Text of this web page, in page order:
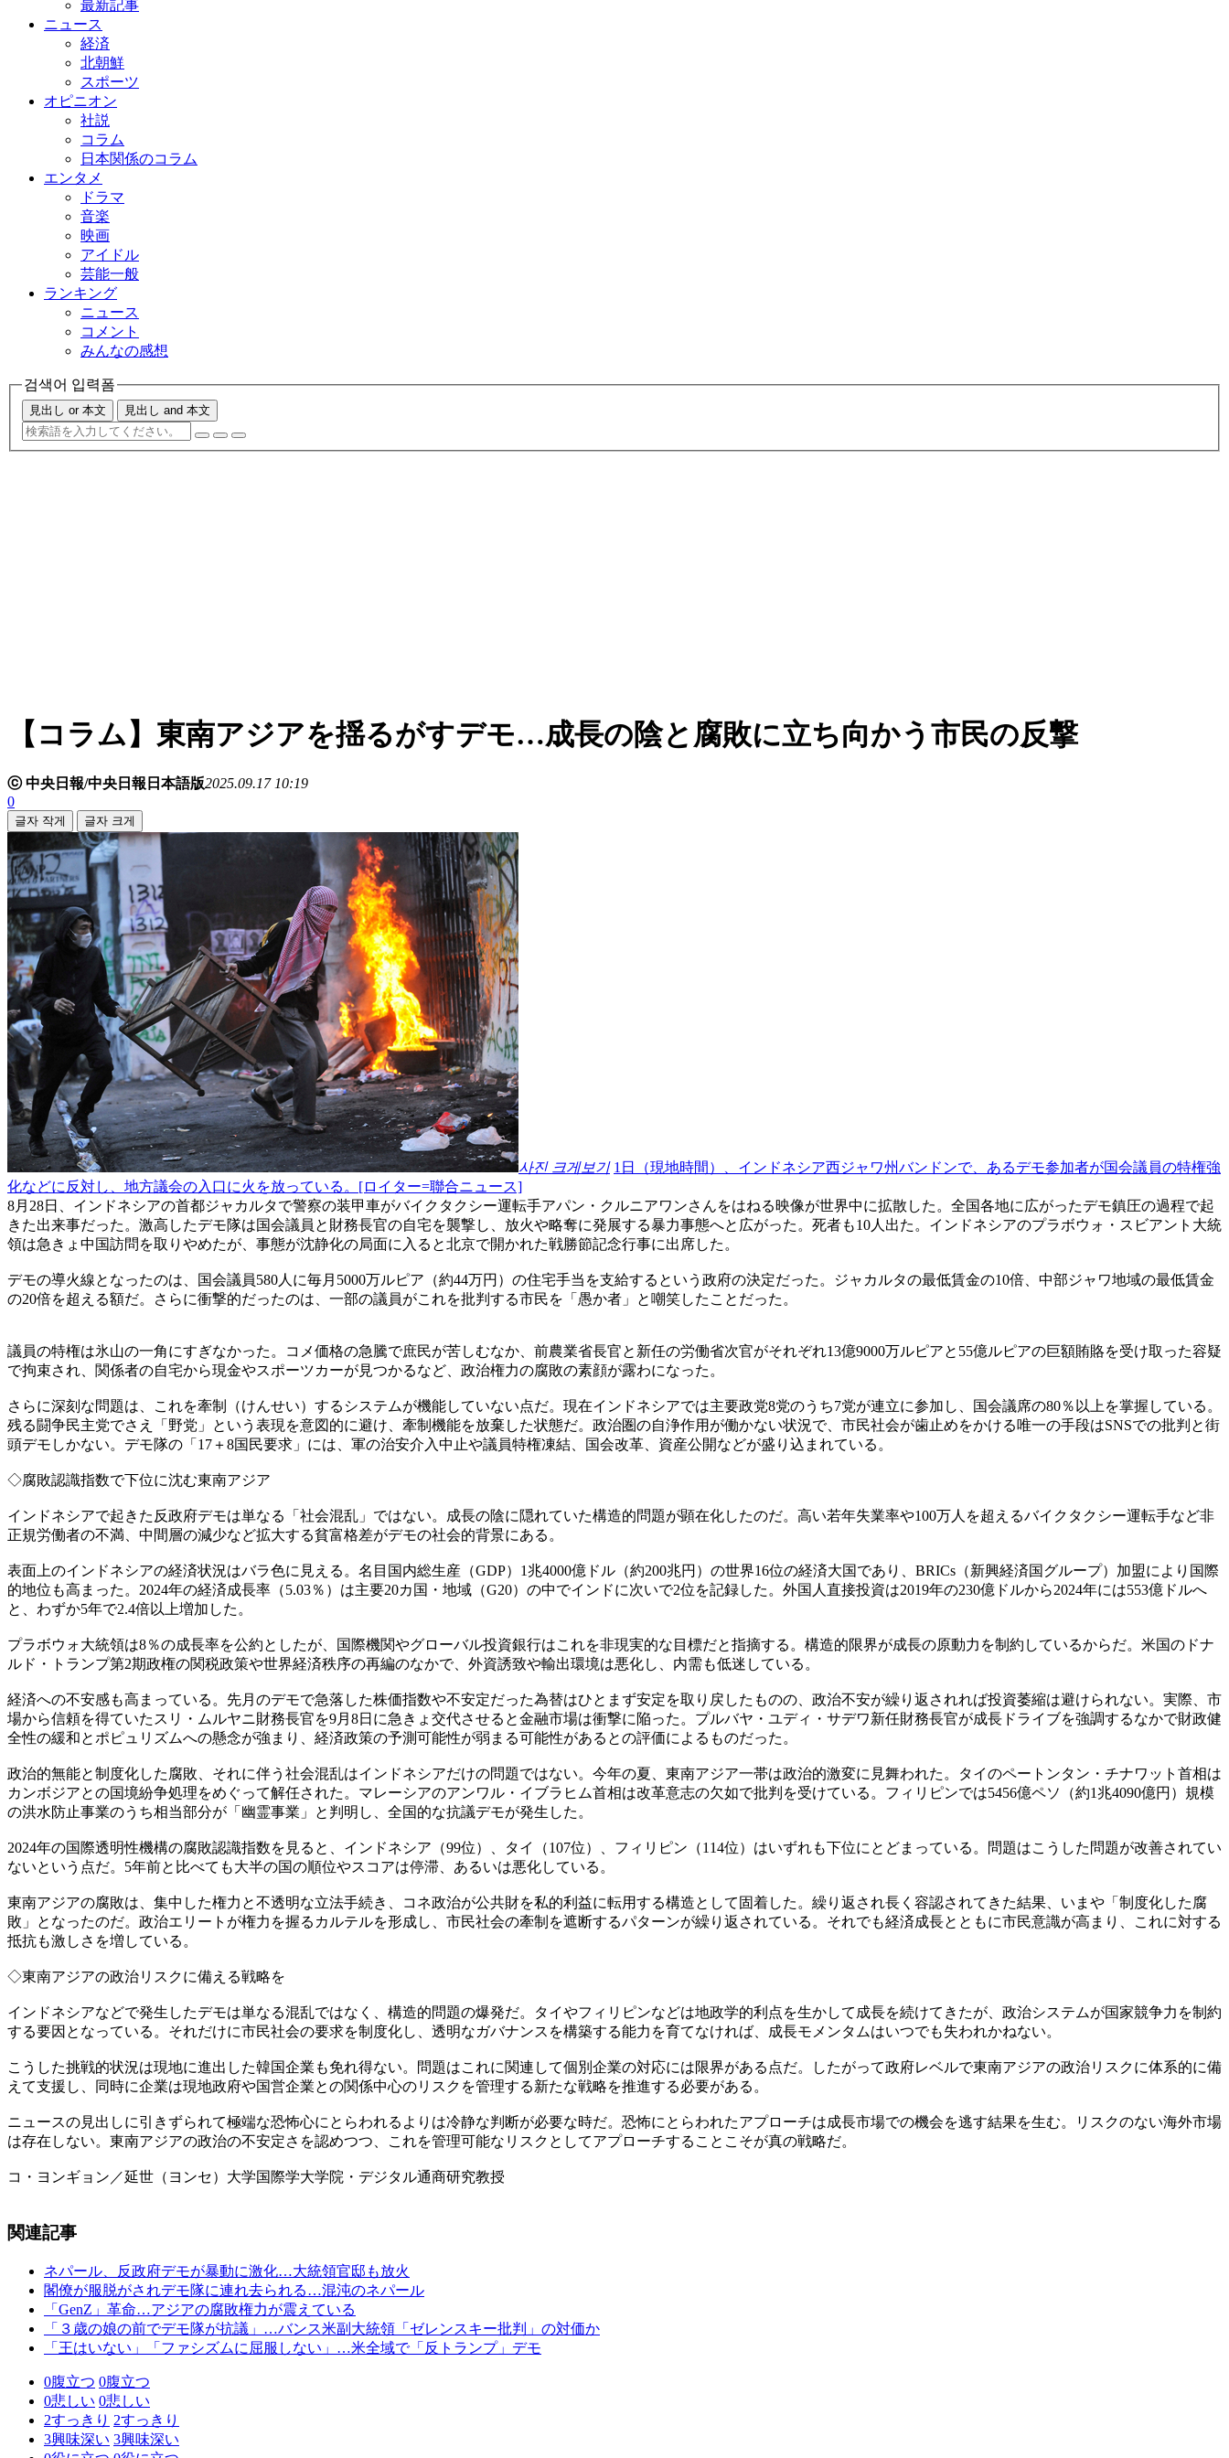
最新記事
ニュース
経済
北朝鮮
スポーツ
オピニオン
社説
コラム
日本関係のコラム
エンタメ
ドラマ
音楽
映画
アイドル
芸能一般
ランキング
ニュース
コメント
みんなの感想
검색어 입력폼
見出し or 本文 見出し and 本文
【コラム】東南アジアを揺るがすデモ…成長の陰と腐敗に立ち向かう市民の反撃
ⓒ 中央日報/中央日報日本語版2025.09.17 10:19
0
글자 작게 글자 크게
사진 크게보기 1日（現地時間）、インドネシア西ジャワ州バンドンで、あるデモ参加者が国会議員の特権強
化などに反対し、地方議会の入口に火を放っている。[ロイター=聯合ニュース]
8月28日、インドネシアの首都ジャカルタで警察の装甲車がバイクタクシー運転手アパン・クルニアワンさんをはねる映像が世界中に拡散した。全国各地に広がったデモ鎮圧の過程で起
きた出来事だった。激高したデモ隊は国会議員と財務長官の自宅を襲撃し、放火や略奪に発展する暴力事態へと広がった。死者も10人出た。インドネシアのプラボウォ・スビアント大統
領は急きょ中国訪問を取りやめたが、事態が沈静化の局面に入ると北京で開かれた戦勝節記念行事に出席した。
デモの導火線となったのは、国会議員580人に毎月5000万ルピア（約44万円）の住宅手当を支給するという政府の決定だった。ジャカルタの最低賃金の10倍、中部ジャワ地域の最低賃金
の20倍を超える額だ。さらに衝撃的だったのは、一部の議員がこれを批判する市民を「愚か者」と嘲笑したことだった。
議員の特権は氷山の一角にすぎなかった。コメ価格の急騰で庶民が苦しむなか、前農業省長官と新任の労働省次官がそれぞれ13億9000万ルピアと55億ルピアの巨額賄賂を受け取った容疑
で拘束され、関係者の自宅から現金やスポーツカーが見つかるなど、政治権力の腐敗の素顔が露わになった。
さらに深刻な問題は、これを牽制（けんせい）するシステムが機能していない点だ。現在インドネシアでは主要政党8党のうち7党が連立に参加し、国会議席の80％以上を掌握している。
残る闘争民主党でさえ「野党」という表現を意図的に避け、牽制機能を放棄した状態だ。政治圏の自浄作用が働かない状況で、市民社会が歯止めをかける唯一の手段はSNSでの批判と街
頭デモしかない。デモ隊の「17＋8国民要求」には、軍の治安介入中止や議員特権凍結、国会改革、資産公開などが盛り込まれている。
◇腐敗認識指数で下位に沈む東南アジア
インドネシアで起きた反政府デモは単なる「社会混乱」ではない。成長の陰に隠れていた構造的問題が顕在化したのだ。高い若年失業率や100万人を超えるバイクタクシー運転手など非
正規労働者の不満、中間層の減少など拡大する貧富格差がデモの社会的背景にある。
表面上のインドネシアの経済状況はバラ色に見える。名目国内総生産（GDP）1兆4000億ドル（約200兆円）の世界16位の経済大国であり、BRICs（新興経済国グループ）加盟により国際
的地位も高まった。2024年の経済成長率（5.03％）は主要20カ国・地域（G20）の中でインドに次いで2位を記録した。外国人直接投資は2019年の230億ドルから2024年には553億ドルへ
と、わずか5年で2.4倍以上増加した。
プラボウォ大統領は8％の成長率を公約としたが、国際機関やグローバル投資銀行はこれを非現実的な目標だと指摘する。構造的限界が成長の原動力を制約しているからだ。米国のドナ
ルド・トランプ第2期政権の関税政策や世界経済秩序の再編のなかで、外資誘致や輸出環境は悪化し、内需も低迷している。
経済への不安感も高まっている。先月のデモで急落した株価指数や不安定だった為替はひとまず安定を取り戻したものの、政治不安が繰り返されれば投資萎縮は避けられない。実際、市
場から信頼を得ていたスリ・ムルヤニ財務長官を9月8日に急きょ交代させると金融市場は衝撃に陥った。プルバヤ・ユディ・サデワ新任財務長官が成長ドライブを強調するなかで財政健
全性の緩和とポピュリズムへの懸念が強まり、経済政策の予測可能性が弱まる可能性があるとの評価によるものだった。
政治的無能と制度化した腐敗、それに伴う社会混乱はインドネシアだけの問題ではない。今年の夏、東南アジア一帯は政治的激変に見舞われた。タイのペートンタン・チナワット首相は
カンボジアとの国境紛争処理をめぐって解任された。マレーシアのアンワル・イブラヒム首相は改革意志の欠如で批判を受けている。フィリピンでは5456億ペソ（約1兆4090億円）規模
の洪水防止事業のうち相当部分が「幽霊事業」と判明し、全国的な抗議デモが発生した。
2024年の国際透明性機構の腐敗認識指数を見ると、インドネシア（99位）、タイ（107位）、フィリピン（114位）はいずれも下位にとどまっている。問題はこうした問題が改善されてい
ないという点だ。5年前と比べても大半の国の順位やスコアは停滞、あるいは悪化している。
東南アジアの腐敗は、集中した権力と不透明な立法手続き、コネ政治が公共財を私的利益に転用する構造として固着した。繰り返され長く容認されてきた結果、いまや「制度化した腐
敗」となったのだ。政治エリートが権力を握るカルテルを形成し、市民社会の牽制を遮断するパターンが繰り返されている。それでも経済成長とともに市民意識が高まり、これに対する
抵抗も激しさを増している。
◇東南アジアの政治リスクに備える戦略を
インドネシアなどで発生したデモは単なる混乱ではなく、構造的問題の爆発だ。タイやフィリピンなどは地政学的利点を生かして成長を続けてきたが、政治システムが国家競争力を制約
する要因となっている。それだけに市民社会の要求を制度化し、透明なガバナンスを構築する能力を育てなければ、成長モメンタムはいつでも失われかねない。
こうした挑戦的状況は現地に進出した韓国企業も免れ得ない。問題はこれに関連して個別企業の対応には限界がある点だ。したがって政府レベルで東南アジアの政治リスクに体系的に備
えて支援し、同時に企業は現地政府や国営企業との関係中心のリスクを管理する新たな戦略を推進する必要がある。
ニュースの見出しに引きずられて極端な恐怖心にとらわれるよりは冷静な判断が必要な時だ。恐怖にとらわれたアプローチは成長市場での機会を逃す結果を生む。リスクのない海外市場
は存在しない。東南アジアの政治の不安定さを認めつつ、これを管理可能なリスクとしてアプローチすることこそが真の戦略だ。
コ・ヨンギョン／延世（ヨンセ）大学国際学大学院・デジタル通商研究教授
関連記事
ネパール、反政府デモが暴動に激化…大統領官邸も放火
閣僚が服脱がされデモ隊に連れ去られる…混沌のネパール
「GenZ」革命…アジアの腐敗権力が震えている
「３歳の娘の前でデモ隊が抗議」…バンス米副大統領「ゼレンスキー批判」の対価か
「王はいない」「ファシズムに屈服しない」…米全域で「反トランプ」デモ
0腹立つ 0腹立つ
0悲しい 0悲しい
2すっきり 2すっきり
3興味深い 3興味深い